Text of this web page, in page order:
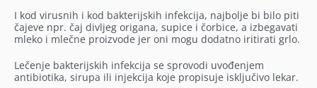
I kod virusnih i kod bakterijskih infekcija, najbolje bi bilo piti
čajeve npr. čaj divljeg origana, supice i čorbice, a izbegavati
mleko i mlečne proizvode jer oni mogu dodatno iritirati grlo.
Lečenje bakterijskih infekcija se sprovodi uvođenjem
antibiotika, sirupa ili injekcija koje propisuje isključivo lekar.